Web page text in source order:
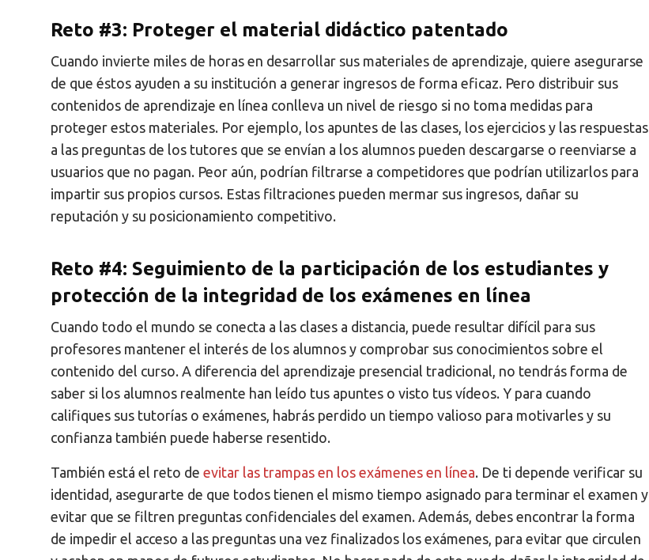
Reto #3: Proteger el material didáctico patentado
Cuando invierte miles de horas en desarrollar sus materiales de aprendizaje, quiere asegurarse
de que éstos ayuden a su institución a generar ingresos de forma eficaz. Pero distribuir sus
contenidos de aprendizaje en línea conlleva un nivel de riesgo si no toma medidas para
proteger estos materiales. Por ejemplo, los apuntes de las clases, los ejercicios y las respuestas
a las preguntas de los tutores que se envían a los alumnos pueden descargarse o reenviarse a
usuarios que no pagan. Peor aún, podrían filtrarse a competidores que podrían utilizarlos para
impartir sus propios cursos. Estas filtraciones pueden mermar sus ingresos, dañar su
reputación y su posicionamiento competitivo.
Reto #4: Seguimiento de la participación de los estudiantes y
protección de la integridad de los exámenes en línea
Cuando todo el mundo se conecta a las clases a distancia, puede resultar difícil para sus
profesores mantener el interés de los alumnos y comprobar sus conocimientos sobre el
contenido del curso. A diferencia del aprendizaje presencial tradicional, no tendrás forma de
saber si los alumnos realmente han leído tus apuntes o visto tus vídeos. Y para cuando
califiques sus tutorías o exámenes, habrás perdido un tiempo valioso para motivarles y su
confianza también puede haberse resentido.
También está el reto de evitar las trampas en los exámenes en línea. De ti depende verificar su
identidad, asegurarte de que todos tienen el mismo tiempo asignado para terminar el examen y
evitar que se filtren preguntas confidenciales del examen. Además, debes encontrar la forma
de impedir el acceso a las preguntas una vez finalizados los exámenes, para evitar que circulen